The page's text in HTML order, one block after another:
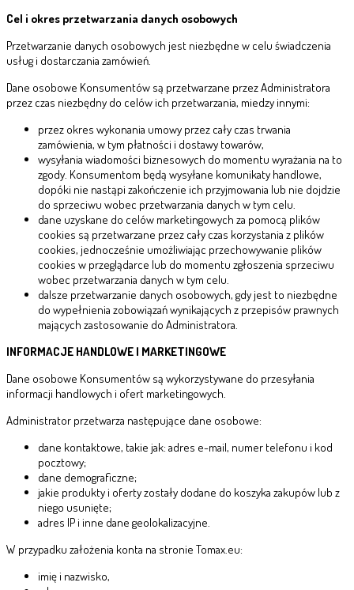
Cel i okres przetwarzania danych osobowych
Przetwarzanie danych osobowych jest niezbędne w celu świadczenia
usług i dostarczania zamówień.
Dane osobowe Konsumentów są przetwarzane przez Administratora
przez czas niezbędny do celów ich przetwarzania, miedzy innymi:
przez okres wykonania umowy przez cały czas trwania
zamówienia, w tym płatności i dostawy towarów,
wysyłania wiadomości biznesowych do momentu wyrażania na to
zgody. Konsumentom będą wysyłane komunikaty handlowe,
dopóki nie nastąpi zakończenie ich przyjmowania lub nie dojdzie
do sprzeciwu wobec przetwarzania danych w tym celu.
dane uzyskane do celów marketingowych za pomocą plików
cookies są przetwarzane przez cały czas korzystania z plików
cookies, jednocześnie umożliwiając przechowywanie plików
cookies w przeglądarce lub do momentu zgłoszenia sprzeciwu
wobec przetwarzania danych w tym celu.
dalsze przetwarzanie danych osobowych, gdy jest to niezbędne
do wypełnienia zobowiązań wynikających z przepisów prawnych
mających zastosowanie do Administratora.
INFORMACJE HANDLOWE I MARKETINGOWE
Dane osobowe Konsumentów są wykorzystywane do przesyłania
informacji handlowych i ofert marketingowych.
Administrator przetwarza następujące dane osobowe:
dane kontaktowe, takie jak: adres e-mail, numer telefonu i kod
pocztowy;
dane demograficzne;
jakie produkty i oferty zostały dodane do koszyka zakupów lub z
niego usunięte;
adres IP i inne dane geolokalizacyjne.
W przypadku założenia konta na stronie Tomax.eu:
imię i nazwisko,